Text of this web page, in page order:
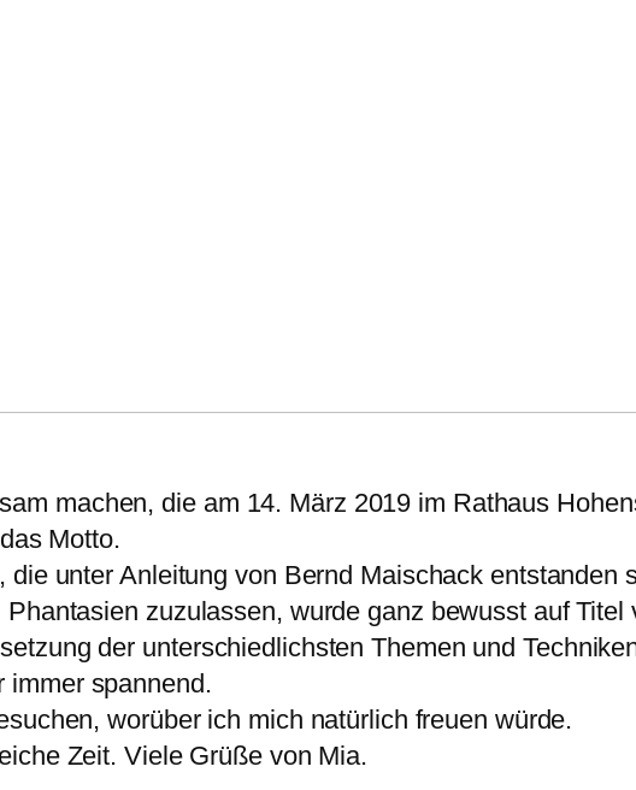
machen, die am 14. März 2019 im Rathaus
Motto.
unter Anleitung von Bernd Maischack entstanden
zuzulassen, wurde ganz bewusst auf Titel
der unterschiedlichsten Themen und
immer spannend.
worüber ich mich natürlich freuen würde.
Zeit. Viele Grüße von Mia.